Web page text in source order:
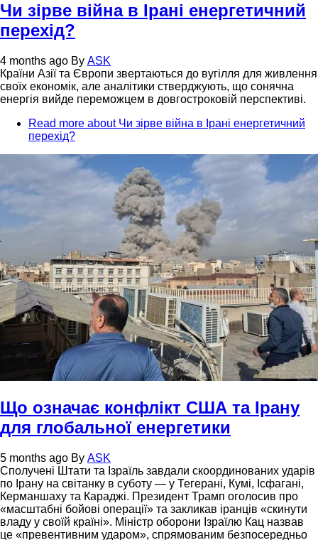
Чи зірве війна в Ірані енергетичний
перехід?
4 months ago By ASK
Країни Азії та Європи звертаються до вугілля для живлення
своїх економік, але аналітики стверджують, що сонячна
енергія вийде переможцем в довгостроковій перспективі.
Read more about Чи зірве війна в Ірані енергетичний
перехід?
Що означає конфлікт США та Ірану
для глобальної енергетики
5 months ago By ASK
Сполучені Штати та Ізраїль завдали скоординованих ударів
по Ірану на світанку в суботу — у Тегерані, Кумі, Ісфагані,
Керманшаху та Караджі. Президент Трамп оголосив про
«масштабні бойові операції» та закликав іранців «скинути
владу у своїй країні». Міністр оборони Ізраїлю Кац назвав
це «превентивним ударом», спрямованим безпосередньо